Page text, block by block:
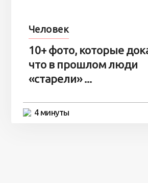
Человек
10+ фото, которые
что в прошлом люди
«старели» ...
4 минуты